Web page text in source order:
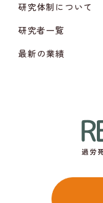
研究体制について
研究者一覧
最新の業績